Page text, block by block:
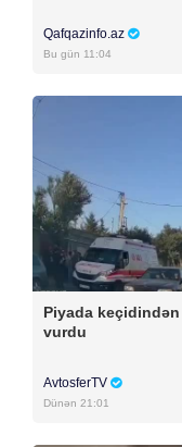
Qafqazinfo.az
Bu gün 11:04
Piyada keçidindən
vurdu
AvtosferTV
Dünən 21:01